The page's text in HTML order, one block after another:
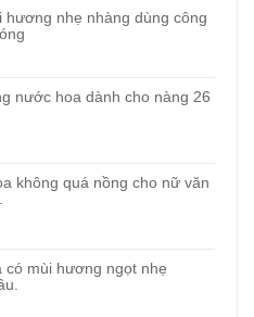
hương nhẹ nhàng dùng công
nước hoa dành cho nàng 26
không quá nồng cho nữ văn
mùi hương ngọt nhẹ